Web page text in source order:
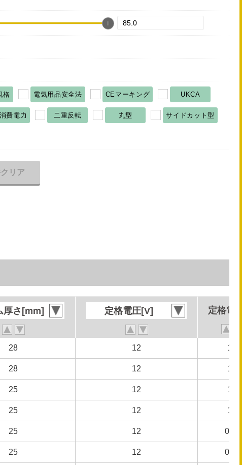
格 電気用品安全法 CEマーキング UKCA
費電力 二重反転 丸型 サイドカット型
リア
厚さ[mm] 定格電圧[V] 定格電
28 12 1.1
28 12 1.1
25 12 1.0
25 12 1.0
25 12 0.50
25 12 0.50
厚さ[mm] 定格電圧[V] 定格電
28 12 1.1
28 12 1.1
25 12 1.0
25 12 1.0
25 12 0.50
25 12 0.50